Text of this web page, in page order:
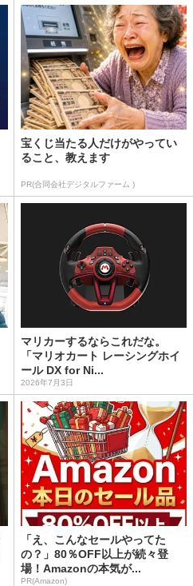
宝くじ当たる人だけがやってい
ること、教えます
PR(合同会社デジタルファーム )
マリカーするならこれだな。
「マリオカート レーシングホイ
ール DX for Ni...
2026年7月3日
「え、こんなセールやってた
の？」80％OFF以上が続々登
場！Amazonの本気が...
PR(Amazon)